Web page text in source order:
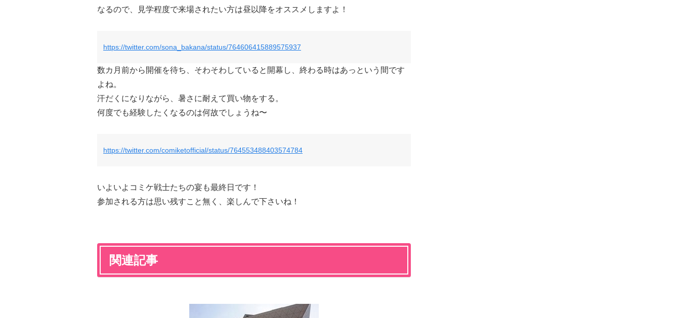
なるので、見学程度で来場されたい方は昼以降をオススメしますよ！
https://twitter.com/sona_bakana/status/764606415889575937
数カ月前から開催を待ち、そわそわしていると開幕し、終わる時はあっという間です
よね。
汗だくになりながら、暑さに耐えて買い物をする。
何度でも経験したくなるのは何故でしょうね〜
https://twitter.com/comiketofficial/status/764553488403574784
いよいよコミケ戦士たちの宴も最終日です！
参加される方は思い残すこと無く、楽しんで下さいね！
関連記事